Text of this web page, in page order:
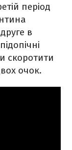
період
в
скоротити
очок.